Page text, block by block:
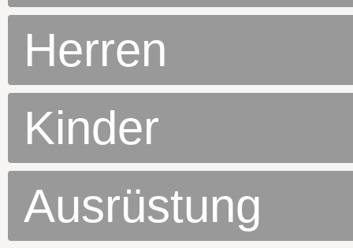
Herren
Kinder
Ausrüstung